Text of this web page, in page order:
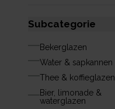
Subcategorie
Bekerglazen
Water & sapkannen
Thee & koffieglazen
Bier, limonade &
waterglazen